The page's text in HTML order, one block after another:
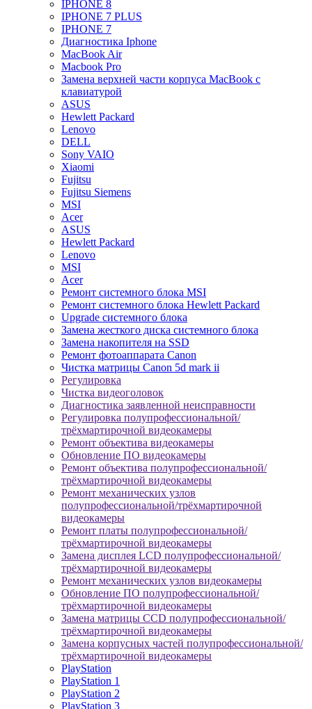
IPHONE 8
IPHONE 7 PLUS
IPHONE 7
Диагностика Iphone
MacBook Air
Macbook Pro
Замена верхней части корпуса MacBook с
клавиатурой
ASUS
Hewlett Packard
Lenovo
DELL
Sony VAIO
Xiaomi
Fujitsu
Fujitsu Siemens
MSI
Acer
ASUS
Hewlett Packard
Lenovo
MSI
Acer
Ремонт системного блока MSI
Ремонт системного блока Hewlett Packard
Upgrade системного блока
Замена жесткого диска системного блока
Замена накопителя на SSD
Ремонт фотоаппарата Canon
Чистка матрицы Canon 5d mark ii
Регулировка
Чистка видеоголовок
Диагностика заявленной неисправности
Регулировка полупрофессиональной/
трёхмартирочной видеокамеры
Ремонт объектива видеокамеры
Обновление ПО видеокамеры
Ремонт объектива полупрофессиональной/
трёхмартирочной видеокамеры
Ремонт механических узлов
полупрофессиональной/трёхмартирочной
видеокамеры
Ремонт платы полупрофессиональной/
трёхмартирочной видеокамеры
Замена дисплея LCD полупрофессиональной/
трёхмартирочной видеокамеры
Ремонт механических узлов видеокамеры
Обновление ПО полупрофессиональной/
трёхмартирочной видеокамеры
Замена матрицы CCD полупрофессиональной/
трёхмартирочной видеокамеры
Замена корпусных частей полупрофессиональной/
трёхмартирочной видеокамеры
PlayStation
PlayStation 1
PlayStation 2
PlayStation 3